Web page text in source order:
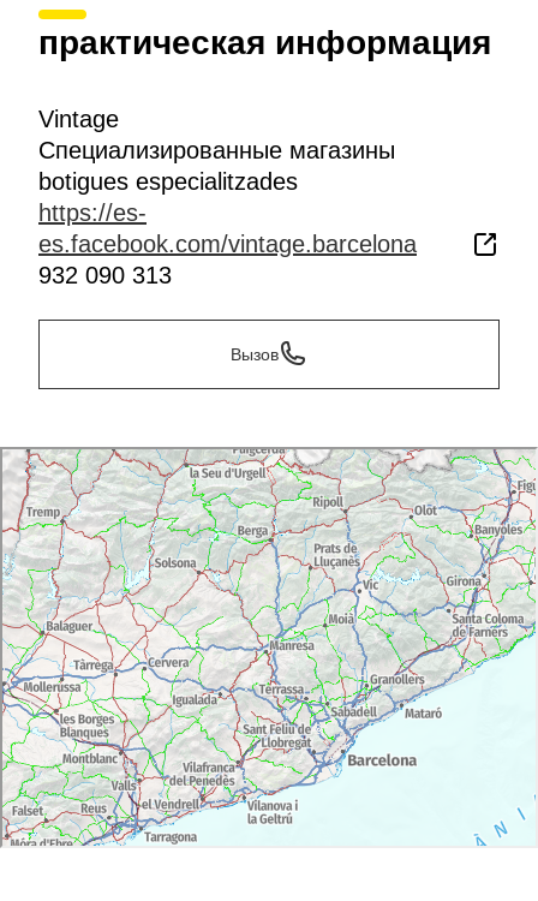
практическая информация
Vintage
Специализированные магазины
botigues especialitzades
https://es-
es.facebook.com/vintage.barcelona
932 090 313
Вызов